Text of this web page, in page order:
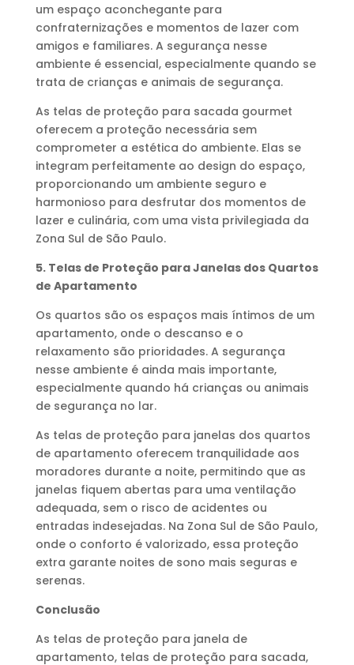
um espaço aconchegante para
confraternizações e momentos de lazer com
amigos e familiares. A segurança nesse
ambiente é essencial, especialmente quando se
trata de crianças e animais de segurança.
As telas de proteção para sacada gourmet
oferecem a proteção necessária sem
comprometer a estética do ambiente. Elas se
integram perfeitamente ao design do espaço,
proporcionando um ambiente seguro e
harmonioso para desfrutar dos momentos de
lazer e culinária, com uma vista privilegiada da
Zona Sul de São Paulo.
5. Telas de Proteção para Janelas dos Quartos
de Apartamento
Os quartos são os espaços mais íntimos de um
apartamento, onde o descanso e o
relaxamento são prioridades. A segurança
nesse ambiente é ainda mais importante,
especialmente quando há crianças ou animais
de segurança no lar.
As telas de proteção para janelas dos quartos
de apartamento oferecem tranquilidade aos
moradores durante a noite, permitindo que as
janelas fiquem abertas para uma ventilação
adequada, sem o risco de acidentes ou
entradas indesejadas. Na Zona Sul de São Paulo,
onde o conforto é valorizado, essa proteção
extra garante noites de sono mais seguras e
serenas.
Conclusão
As telas de proteção para janela de
apartamento, telas de proteção para sacada,